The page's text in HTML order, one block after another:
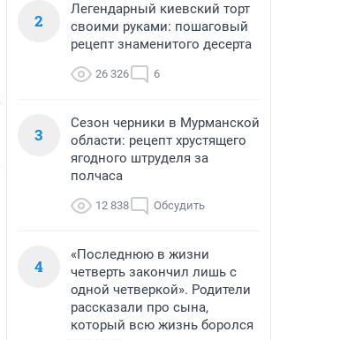
2
Легендарный киевский торт
своими руками: пошаговый
рецепт знаменитого десерта
26 326 6
3
Сезон черники в Мурманской
области: рецепт хрустящего
ягодного штруделя за
полчаса
12 838 Обсудить
4
«Последнюю в жизни
четверть закончил лишь с
одной четверкой». Родители
рассказали про сына,
который всю жизнь боролся